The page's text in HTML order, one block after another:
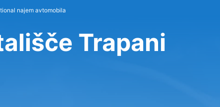
najem avtomobila
Trapani